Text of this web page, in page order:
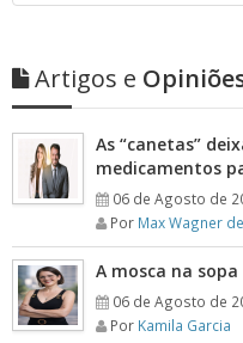
Artigos e
As “canetas”
medicamentos
06 de Agosto de
Por Max Wagner
A mosca na sopa
06 de Agosto de
Por Kamila Garcia